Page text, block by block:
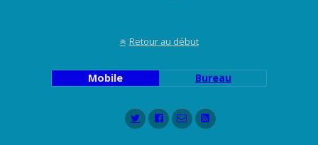
Retour au début
Mobile Bureau